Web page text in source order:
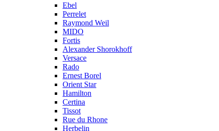
Ebel
Perrelet
Raymond Weil
MIDO
Fortis
Alexander Shorokhoff
Versace
Rado
Ernest Borel
Orient Star
Hamilton
Certina
Tissot
Rue du Rhone
Herbelin